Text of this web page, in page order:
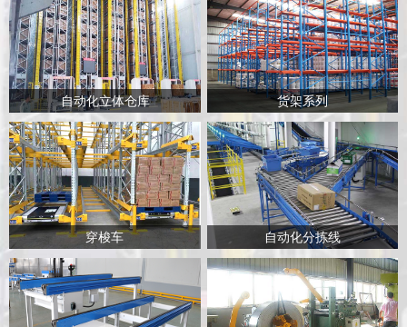
自动化立体仓库 货架系列
穿梭车 自动化分拣线